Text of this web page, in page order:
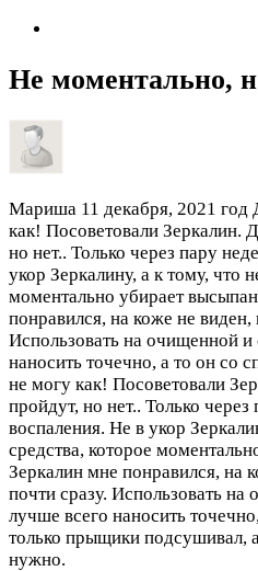
Не моментально,
Мариша 11 декабря, 2021 год
как! Посоветовали Зеркалин.
но нет.. Только через пару
укор Зеркалину, а к тому, что
моментально убирает
понравился, на коже не виден,
Использовать на очищенной
наносить точечно, а то он со
не могу как! Посоветовали
пройдут, но нет.. Только
воспаления. Не в укор
средства, которое
Зеркалин мне понравился, на
почти сразу. Использовать
лучше всего наносить
только прыщики подсушивал,
нужно.